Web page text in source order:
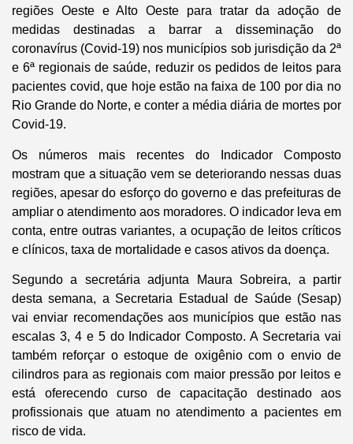
regiões Oeste e Alto Oeste para tratar da adoção de
medidas destinadas a barrar a disseminação do
coronavírus (Covid-19) nos municípios sob jurisdição da 2ª
e 6ª regionais de saúde, reduzir os pedidos de leitos para
pacientes covid, que hoje estão na faixa de 100 por dia no
Rio Grande do Norte, e conter a média diária de mortes por
Covid-19.
Os números mais recentes do Indicador Composto
mostram que a situação vem se deteriorando nessas duas
regiões, apesar do esforço do governo e das prefeituras de
ampliar o atendimento aos moradores. O indicador leva em
conta, entre outras variantes, a ocupação de leitos críticos
e clínicos, taxa de mortalidade e casos ativos da doença.
Segundo a secretária adjunta Maura Sobreira, a partir
desta semana, a Secretaria Estadual de Saúde (Sesap)
vai enviar recomendações aos municípios que estão nas
escalas 3, 4 e 5 do Indicador Composto. A Secretaria vai
também reforçar o estoque de oxigênio com o envio de
cilindros para as regionais com maior pressão por leitos e
está oferecendo curso de capacitação destinado aos
profissionais que atuam no atendimento a pacientes em
risco de vida.